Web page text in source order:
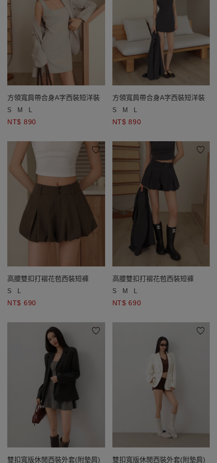
方領寬肩帶合身A字西裝短洋裝
S M L
NT$ 890
方領寬肩帶合身A字西裝短洋裝
S M L
NT$ 890
高腰雙扣打褶花苞西裝短褲
S L
NT$ 690
高腰雙扣打褶花苞西裝短褲
S M L
NT$ 690
雙扣寬版休閒西裝外套(附墊肩) 雙扣寬版休閒西裝外套(附墊肩)